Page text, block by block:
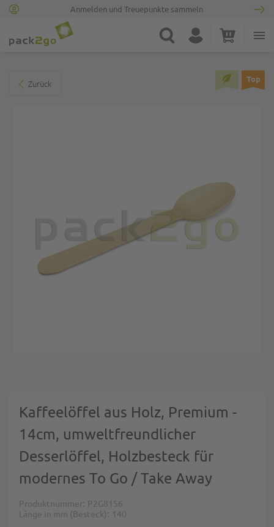
Anmelden und Treuepunkte sammeln
Suche Konto Warenkorb
Zurück Top
Kaffeelöffel aus Holz, Premium -
14cm, umweltfreundlicher
Desserlöffel, Holzbesteck für
modernes To Go / Take Away
Produktnummer P2G8156
Länge in mm (Besteck)
140